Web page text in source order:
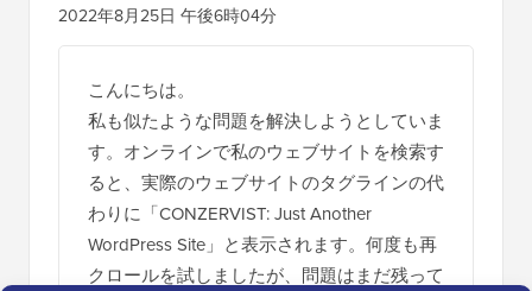
2022年8月25日 午後6時04分
こんにちは。
私も似たような問題を解決しようとしていま
す。オンラインで私のウェブサイトを検索す
ると、実際のウェブサイトのタグラインの代
わりに「CONZERVIST: Just Another
WordPress Site」と表示されます。何度も再
クロールを試しましたが、問題はまだ残って